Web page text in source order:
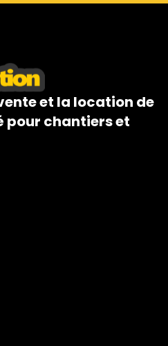
et la location de
pour chantiers et